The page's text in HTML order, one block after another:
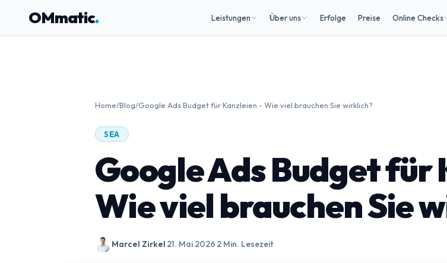
OMmatic. Leistungen Über uns Erfolge Preise Online Checks
Home/Blog/Google Ads Budget für Kanzleien - Wie viel brauchen Sie wirklich?
SEA
Google Ads Budget für
Wie viel brauchen Sie
Marcel Zirkel 21. Mai 2026 2 Min. Lesezeit